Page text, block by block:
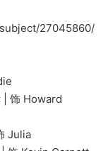
27045860/
饰 Howard